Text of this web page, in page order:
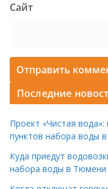
Сайт
Последние
Проект «Чистая
пунктов набора воды
Куда приедут
набора воды в Тюмени